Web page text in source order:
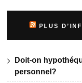
PLUS
Doit-on
personnel?